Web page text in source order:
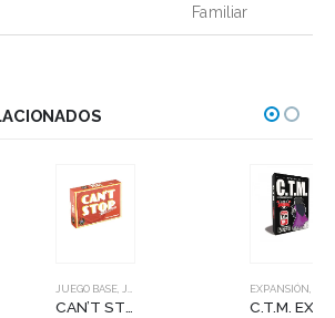
Familiar
JUEGO BASE, JUEGOS DE MESA EXPANSIÓN